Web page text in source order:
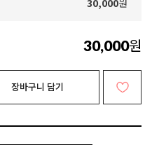
30,000원
30,000원
장바구니 담기